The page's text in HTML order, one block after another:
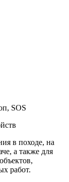
SOS
в походе, на
а также для
работ.